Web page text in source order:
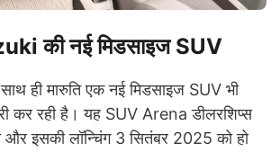
की नई मिडसाइज SUV
ही मारुति एक नई मिडसाइज SUV भी
कर रही है। यह SUV Arena डीलरशिप्स
और इसकी लॉन्चिंग 3 सितंबर 2025 को हो